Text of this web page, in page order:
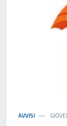
AVVISI